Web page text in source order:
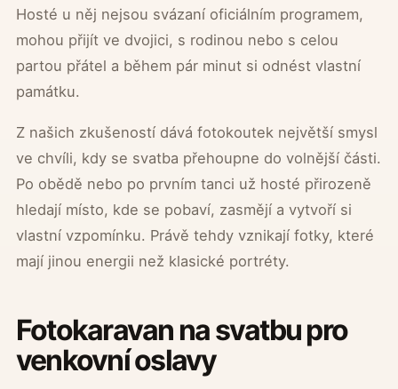
Hosté u něj nejsou svázaní oficiálním programem,
mohou přijít ve dvojici, s rodinou nebo s celou
partou přátel a během pár minut si odnést vlastní
památku.
Z našich zkušeností dává fotokoutek největší smysl
ve chvíli, kdy se svatba přehoupne do volnější části.
Po obědě nebo po prvním tanci už hosté přirozeně
hledají místo, kde se pobaví, zasmějí a vytvoří si
vlastní vzpomínku. Právě tehdy vznikají fotky, které
mají jinou energii než klasické portréty.
Fotokaravan na svatbu pro
venkovní oslavy